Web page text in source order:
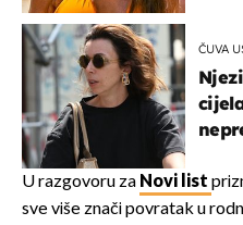
ČUVA
U razgovoru za Novi list
sve više znači povratak u